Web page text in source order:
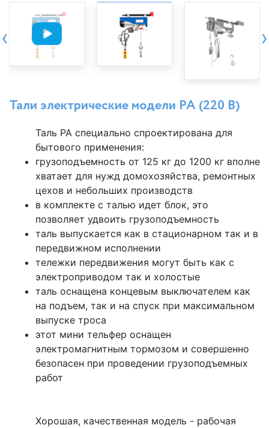
‹ ›
Тали электрические модели РА (220 В)
Таль РА специально спроектирована для
бытового применения:
грузоподъемность от 125 кг до 1200 кг вполне
хватает для нужд домохозяйства, ремонтных
цехов и небольших производств
в комплекте с талью идет блок, это
позволяет удвоить грузоподъемность
таль выпускается как в стационарном так и в
передвижном исполнении
тележки передвижения могут быть как с
электроприводом так и холостые
таль оснащена концевым выключателем как
на подъем, так и на спуск при максимальном
выпуске троса
этот мини тельфер оснащен
электромагнитным тормозом и совершенно
безопасен при проведении грузоподъемных
работ
Хорошая, качественная модель - рабочая